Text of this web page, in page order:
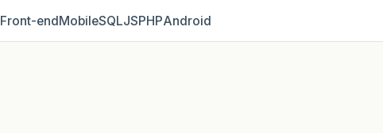
Front‑endMobileSQLJSPHPAndroid